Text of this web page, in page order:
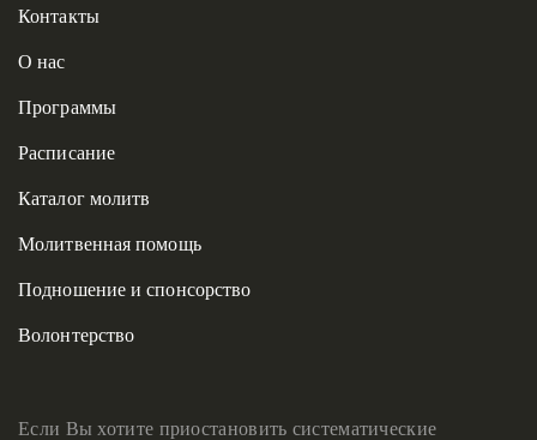
Контакты
О нас
Программы
Расписание
Каталог молитв
Молитвенная помощь
Подношение и спонсорство
Волонтерство
Если Вы хотите приостановить систематические